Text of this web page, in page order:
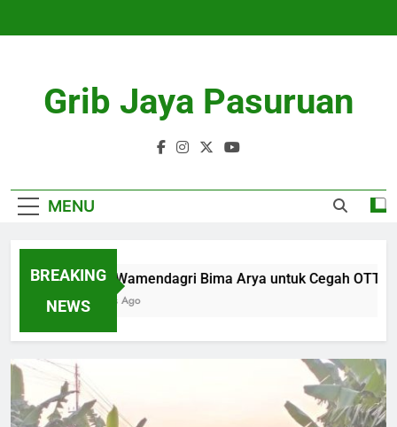
Grib Jaya Pasuruan
MENU
BREAKING
NEWS
Solusi Wamendagri Bima Arya untuk Cegah OTT
4 Months Ago